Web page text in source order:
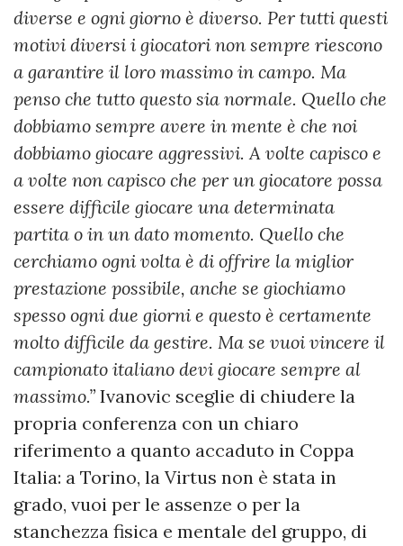
diverse e ogni giorno è diverso. Per tutti questi
motivi diversi i giocatori non sempre riescono
a garantire il loro massimo in campo. Ma
penso che tutto questo sia normale. Quello che
dobbiamo sempre avere in mente è che noi
dobbiamo giocare aggressivi. A volte capisco e
a volte non capisco che per un giocatore possa
essere difficile giocare una determinata
partita o in un dato momento. Quello che
cerchiamo ogni volta è di offrire la miglior
prestazione possibile, anche se giochiamo
spesso ogni due giorni e questo è certamente
molto difficile da gestire. Ma se vuoi vincere il
campionato italiano devi giocare sempre al
massimo.” Ivanovic sceglie di chiudere la
propria conferenza con un chiaro
riferimento a quanto accaduto in Coppa
Italia: a Torino, la Virtus non è stata in
grado, vuoi per le assenze o per la
stanchezza fisica e mentale del gruppo, di